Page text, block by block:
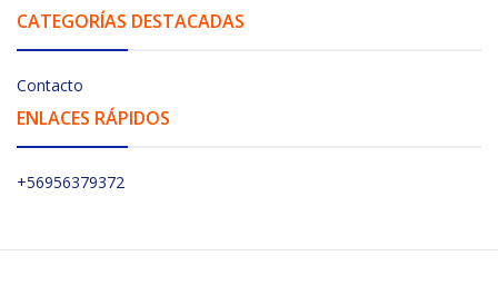
CATEGORÍAS DESTACADAS
Contacto
ENLACES RÁPIDOS
+56956379372